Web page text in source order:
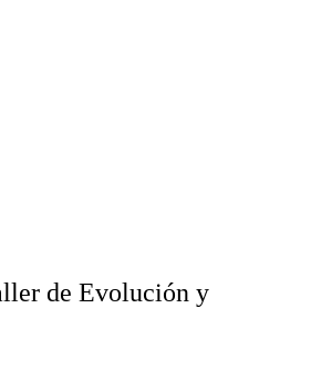
de Evolución y